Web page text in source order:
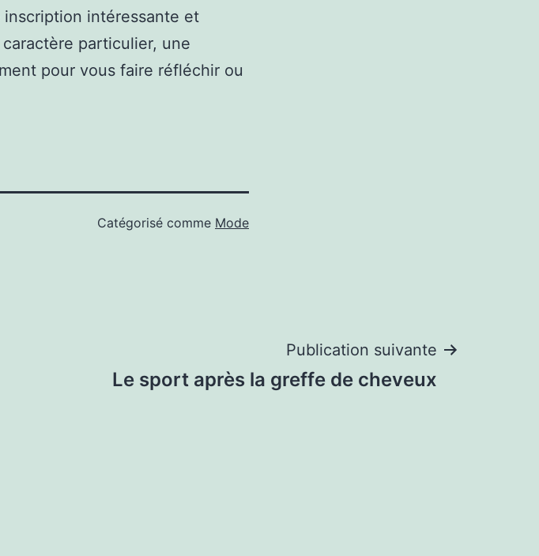
intéressante et
particulier, une
pour vous faire réfléchir ou
Catégorisé comme Mode
Publication suivante
Le sport après la greffe de cheveux